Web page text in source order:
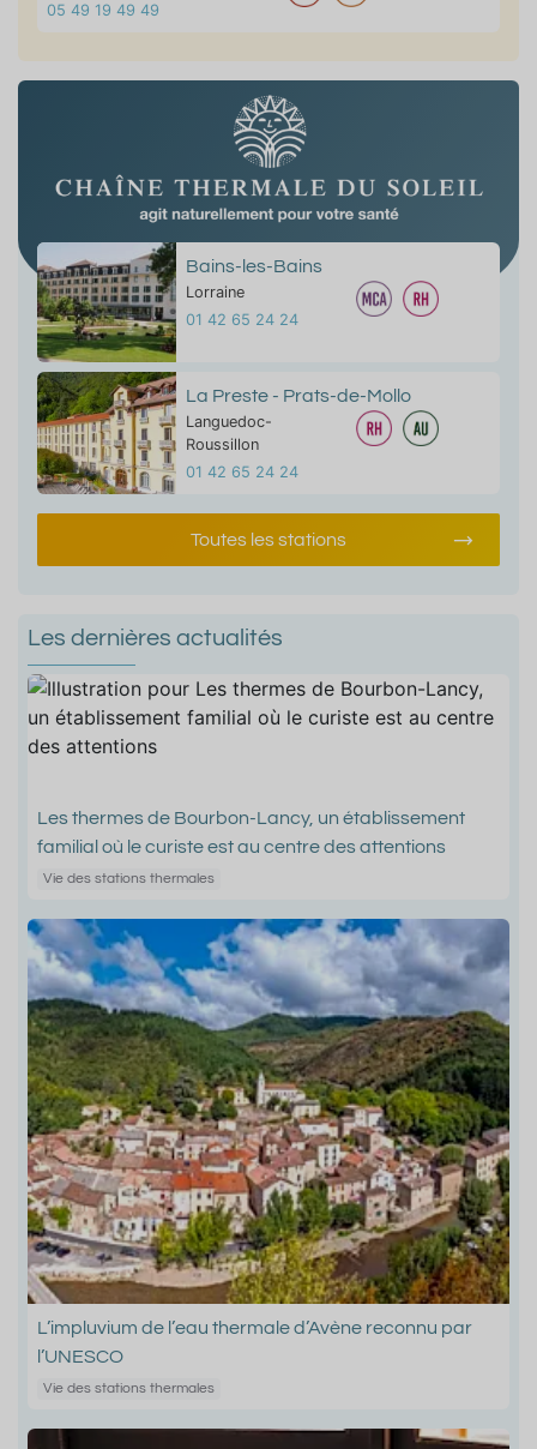
05 49 19 49 49
Bains-les-Bains
Lorraine
01 42 65 24 24
La Preste - Prats-de-Mollo
Languedoc-
Roussillon
01 42 65 24 24
Toutes les stations
Les dernières actualités
Les thermes de Bourbon-Lancy, un établissement
familial où le curiste est au centre des attentions
Vie des stations thermales
L’impluvium de l’eau thermale d’Avène reconnu par
l’UNESCO
Vie des stations thermales